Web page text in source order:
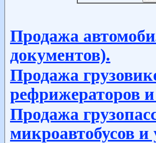
Продажа
документов).
Продажа
рефрижераторов
Продажа
микроавтобусов и